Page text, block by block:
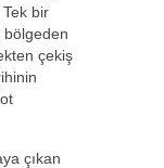
bir
çekiş
çıkan